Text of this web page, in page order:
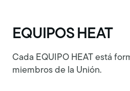
EQUIPOS HEAT
Cada EQUIPO HEAT está
miembros de la Unión.